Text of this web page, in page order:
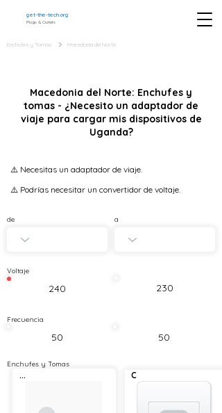
get-the-tech.org
Plugs & Outlets
Enchufes y Tomas Macedonia del Norte
Macedonia del Norte: Enchufes y
tomas - ¿Necesito un adaptador de
viaje para cargar mis dispositivos de
Uganda?
⚠️ Necesitas un adaptador de viaje.
⚠️ Podrías necesitar un convertidor de voltaje.
de a
Voltaje
240 230
Frecuencia
50 50
Enchufes y Tomas
... C